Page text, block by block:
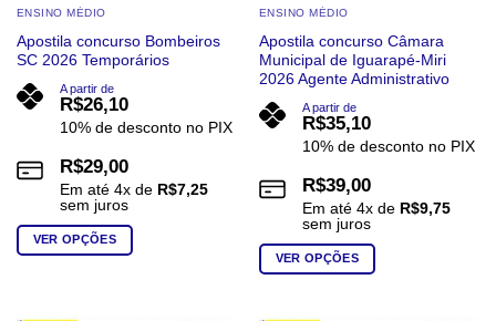
ENSINO MÉDIO
Apostila concurso Bombeiros
SC 2026 Temporários
A partir de
R$26,10
10% de desconto no PIX
R$29,00
Em até 4x de R$7,25
sem juros
VER OPÇÕES
ENSINO MÉDIO
Apostila concurso Câmara
Municipal de Iguarapé-Miri
2026 Agente Administrativo
A partir de
R$35,10
10% de desconto no PIX
R$39,00
Em até 4x de R$9,75
sem juros
VER OPÇÕES